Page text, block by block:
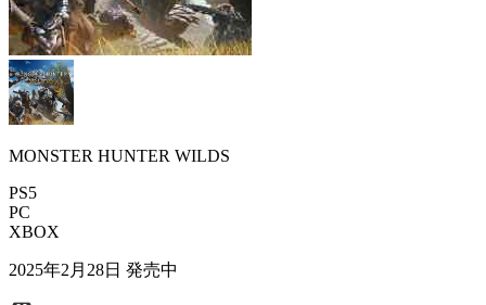
MONSTER HUNTER WILDS
PS5
PC
XBOX
2025年2月28日 発売中